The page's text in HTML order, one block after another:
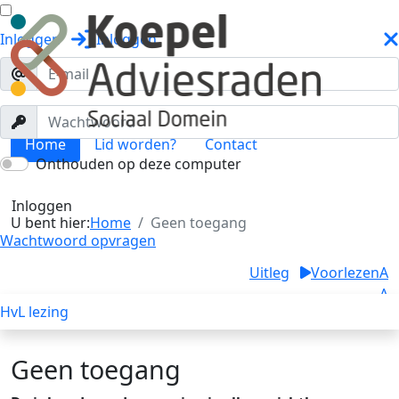
Inloggen Inloggen
Onthouden op deze computer
Inloggen
Wachtwoord opvragen
HvL lezing
Home Lid worden? Contact
U bent hier:Home Geen toegang
Uitleg VoorlezenA
A
Geen toegang